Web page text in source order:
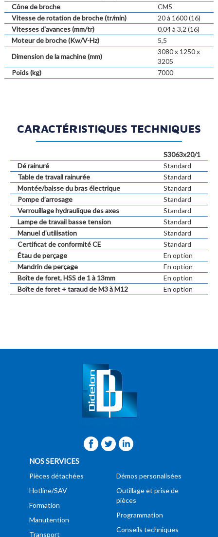
Cône de broche
CM5
Vitesse de rotation de broche (tr/min)
20 à 1600 (16)
Vitesses d'avances (mm/tr)
0,04 à 3,2 (16)
Moteur de broche (Kw/V-Hz)
5,5
Dimension de la machine (mm)
3080 x 1250 x
3205
Poids (kg)
7000
CARACTÉRISTIQUES TECHNIQUES
S3063x20/1
Dé rainuré
Standard
Table de travail rainurée
Standard
Montée/baisse du bras électrique
Standard
Pompe d’arrosage
Standard
Verrouillage hydraulique des axes
Standard
Lampe de travail basse tension
Standard
Manuel d’utilisation
Standard
Certificat de conformité CE
Standard
Étau de perçage
En option
Mandrin de perçage
En option
Boîte de foret, HSS de 1 à 13mm
En option
Boîte de foret + taraud de M3 à M12
En option
NOS SERVICES
Pièces détachées
Hotline/SAV
Formation
Manutention
Transport
Démos personalisées
Outillage et prise de
pièces
Programmation
Conseils techniques